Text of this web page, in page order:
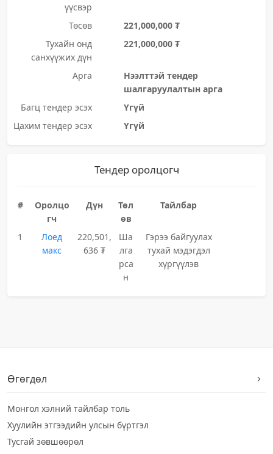
үүсвэр
Төсөв
221,000,000 ₮
Тухайн онд
санхүүжих дүн
221,000,000 ₮
Арга
Нээлттэй тендер
шалгаруулалтын арга
Багц тендер эсэх
Үгүй
Цахим тендер эсэх
Үгүй
Тендер оролцогч
#
Оролцо
гч
Дүн
Төл
өв
Тайлбар
1
Лоед
макс
220,501,
636 ₮
Ша
лга
рса
н
Гэрээ байгуулах
тухай мэдэгдэл
хүргүүлэв
Өгөгдөл
Монгол хэлний тайлбар толь
Хуулийн этгээдийн улсын бүртгэл
Тусгай зөвшөөрөл